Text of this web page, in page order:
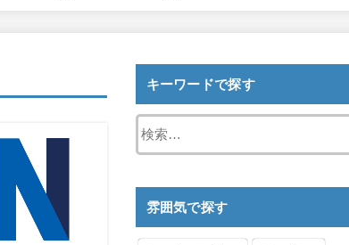
キーワードで探す
索:
雰囲気で探す